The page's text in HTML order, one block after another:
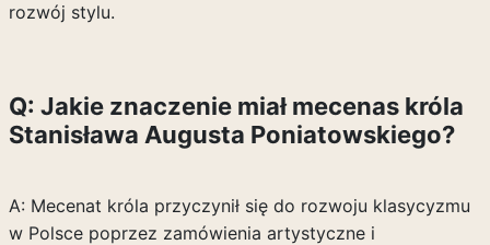
rozwój stylu.
Q: Jakie znaczenie miał mecenas króla
Stanisława Augusta Poniatowskiego?
A: Mecenat króla przyczynił się do rozwoju klasycyzmu
w Polsce poprzez zamówienia artystyczne i